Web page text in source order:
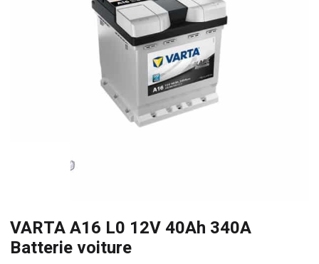
VARTA A16 L0 12V 40Ah 340A
Batterie voiture